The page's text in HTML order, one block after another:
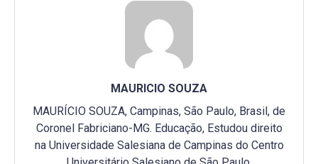
MAURICIO SOUZA
MAURÍCIO SOUZA, Campinas, São Paulo, Brasil, de
Coronel Fabriciano-MG. Educação, Estudou direito
na Universidade Salesiana de Campinas do Centro